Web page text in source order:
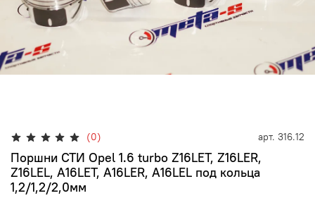
(0) арт. 316.12
Поршни СТИ Opel 1.6 turbo Z16LET, Z16LER,
Z16LEL, A16LET, A16LER, A16LEL под кольца
1,2/1,2/2,0мм